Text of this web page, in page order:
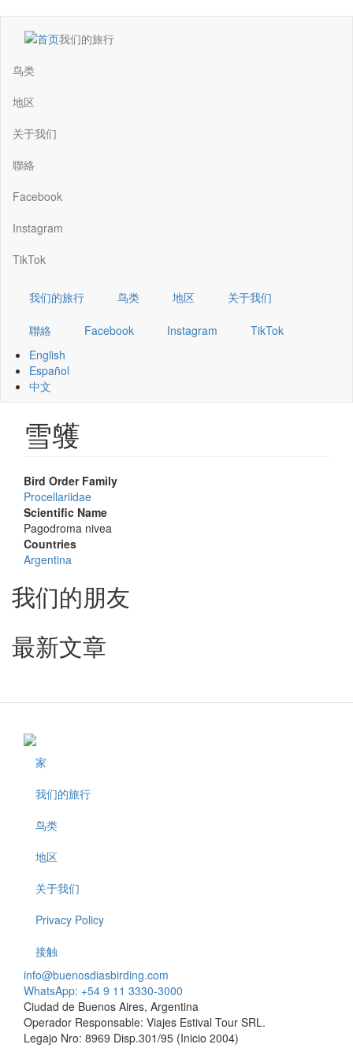
Main
navigation
我们的旅行
鸟类
地区
关于我们
聯絡
Facebook
Instagram
TikTok
我们的旅行 鸟类 地区 关于我们
聯絡 Facebook Instagram
TikTok
English
Español
中文
雪鹱
Bird Order Family
Procellariidae
Scientific Name
Pagodroma nivea
Countries
Argentina
我们的朋友
最新文章
Footer
家
我们的旅行
鸟类
地区
关于我们
Privacy Policy
接触
info@buenosdiasbirding.com
WhatsApp: +54 9 11 3330-3000
Ciudad de Buenos Aires, Argentina
Operador Responsable: Viajes Estival Tour SRL.
Legajo Nro: 8969 Disp.301/95 (Inicio 2004)